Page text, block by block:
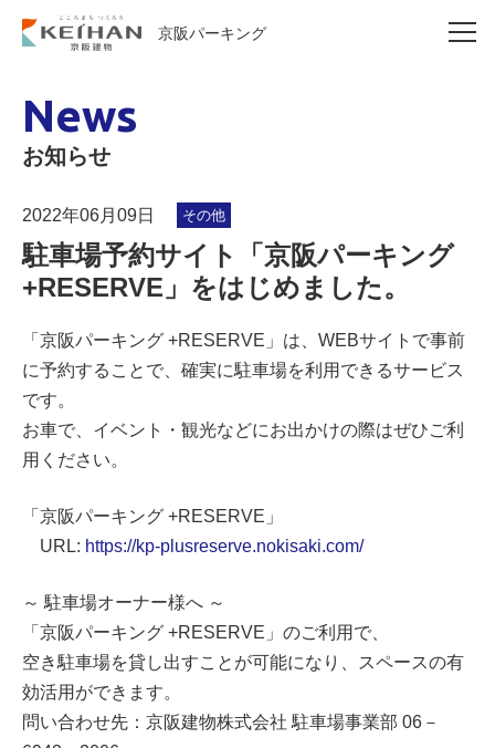
京阪パーキング
News
お知らせ
2022年06月09日 その他
駐車場予約サイト「京阪パーキング
+RESERVE」をはじめました。
「京阪パーキング +RESERVE」は、WEBサイトで事前
に予約することで、確実に駐車場を利用できるサービス
です。
お車で、イベント・観光などにお出かけの際はぜひご利
用ください。
「京阪パーキング +RESERVE」
URL: https://kp-plusreserve.nokisaki.com/
～ 駐車場オーナー様へ ～
「京阪パーキング +RESERVE」のご利用で、
空き駐車場を貸し出すことが可能になり、スペースの有
効活用ができます。
問い合わせ先：京阪建物株式会社 駐車場事業部 06－